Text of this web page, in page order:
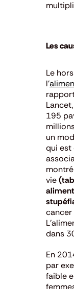
Les
Le
l’
195
un
qui est
vie
cancer
dans
En
par
faible